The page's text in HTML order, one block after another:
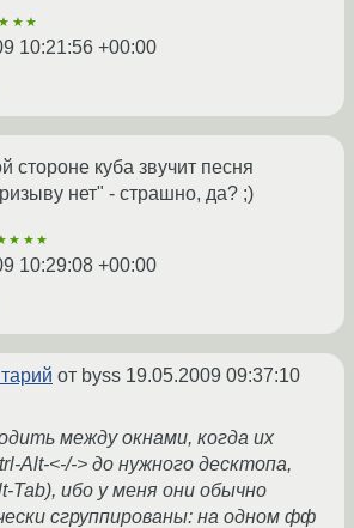
10:21:56 +00:00
стороне куба звучит песня
нет" - страшно, да? ;)
10:29:08 +00:00
от byss 19.05.2009 09:37:10
между окнами, когда их
Alt-<-/-> до нужного десктопа,
Tab), ибо у меня они обычно
сгруппированы: на одном фф